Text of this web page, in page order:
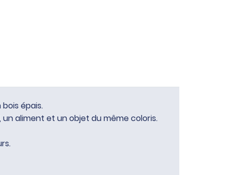
épais.
aliment et un objet du même coloris.